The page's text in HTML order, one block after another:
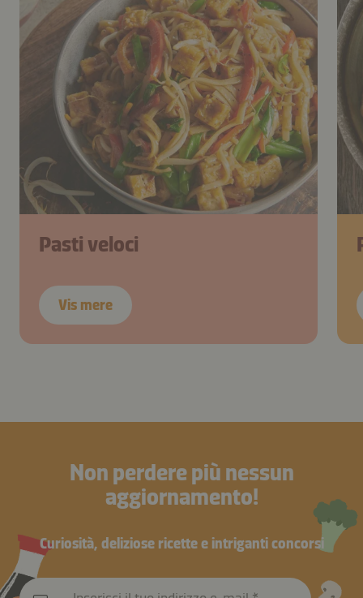
Pasti veloci
Vis mere
Non perdere più nessun
aggiornamento!
Curiosità, deliziose ricette e intriganti concorsi